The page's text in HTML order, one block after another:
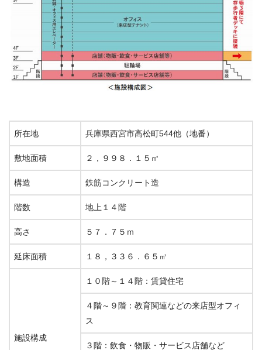
所在地 兵庫県西宮市高松町544他（地番）
敷地面積 ２，９９８．１５㎡
構造 鉄筋コンクリート造
階数 地上１４階
高さ ５７．７５ｍ
延床面積 １８，３３６．６５㎡
施設構成
１０階～１４階：賃貸住宅
４階～９階：教育関連などの来店型オフィ
ス
３階：飲食・物販・サービス店舗など